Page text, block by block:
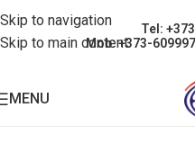
Skip to navigation
Skip to main content
Tel:
Mob: +373-
MENU